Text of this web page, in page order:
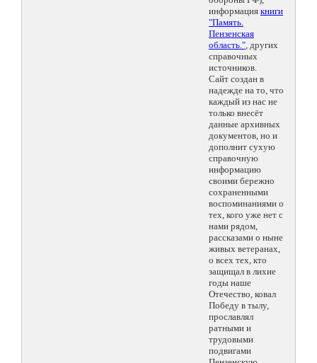
информация книги
"Память.
Пензенская
область.", других
справочных
источников.
Сайт создан в
надежде на то, что
каждый из нас не
только внесёт
данные архивных
документов, но и
дополнит сухую
справочную
информацию
своими бережно
сохраненными
воспоминаниями о
тех, кого уже нет с
нами рядом,
рассказами о ныне
живых ветеранах,
о всех тех, кто
защищал в лихие
годы наше
Отечество, ковал
Победу в тылу,
прославлял
ратными и
трудовыми
подвигами